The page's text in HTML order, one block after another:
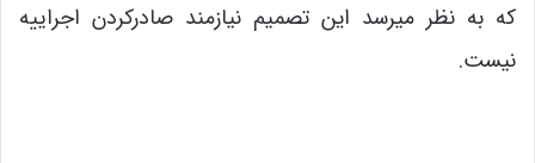
که به نظر میرسد این تصمیم نیازمند صادرکردن اجراییه
نیست.